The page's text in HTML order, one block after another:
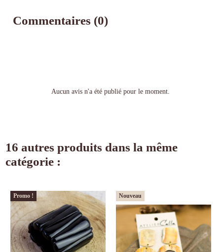
Commentaires (0)
Aucun avis n'a été publié pour le moment.
16 autres produits dans la même
catégorie :
Promo ! Nouveau